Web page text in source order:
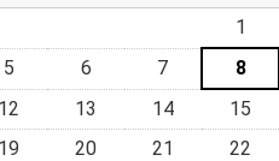
1
5 6 7
8
12 13 14
15
19 20 21
22